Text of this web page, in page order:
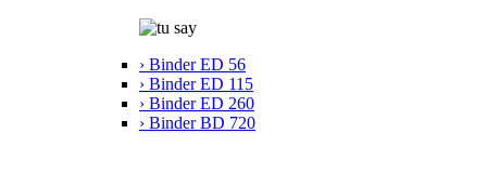
› Binder ED 56
› Binder ED 115
› Binder ED 260
› Binder BD 720